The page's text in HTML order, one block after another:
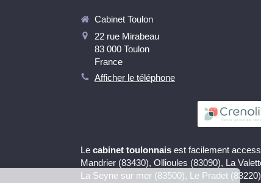
Cabinet Toulon
22 rue Mirabeau
83 000 Toulon
France
Afficher le téléphone
Le cabinet toulonnais est facilement
Mandrier (83430), Ollioules (83090), La
La Seyne sur mer (83500), Le Pradet
Continuer sans accepter